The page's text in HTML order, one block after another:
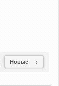
Новые